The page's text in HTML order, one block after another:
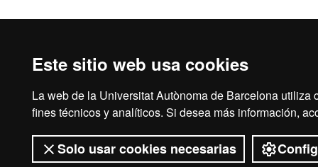
Este sitio web usa cookies
La web de la Universitat Autònoma de Barcelona utiliza
fines técnicos y analíticos. Si desea más información,
Solo usar cookies necesarias